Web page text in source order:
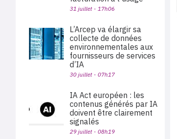
31 juillet - 17h06
L’Arcep va élargir sa
collecte de données
environnementales aux
fournisseurs de services
d’IA
30 juillet - 07h17
IA Act européen : les
contenus générés par IA
doivent être clairement
signalés
29 juillet - 08h19